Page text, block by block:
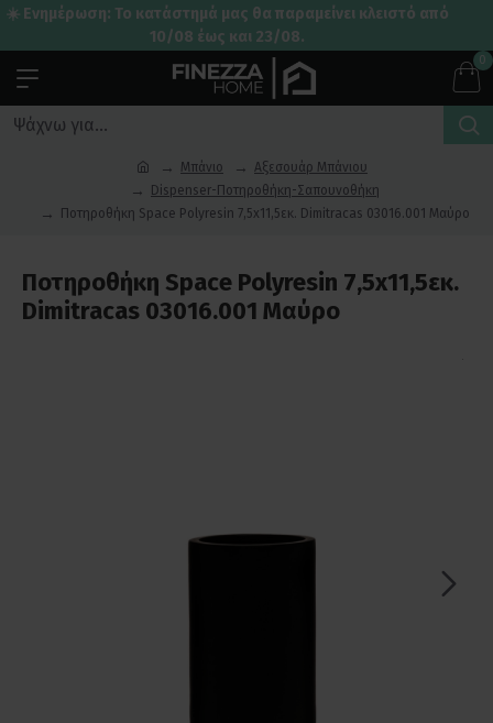
☀️ Ενημέρωση: Το κατάστημά μας θα παραμείνει κλειστό από
10/08 έως και 23/08.
0
Μπάνιο
Αξεσουάρ Μπάνιου
Dispenser-Ποτηροθήκη-Σαπουνοθήκη
Ποτηροθήκη Space Polyresin 7,5x11,5εκ. Dimitracas 03016.001 Μαύρο
Ποτηροθήκη Space Polyresin 7,5x11,5εκ.
Dimitracas 03016.001 Μαύρο